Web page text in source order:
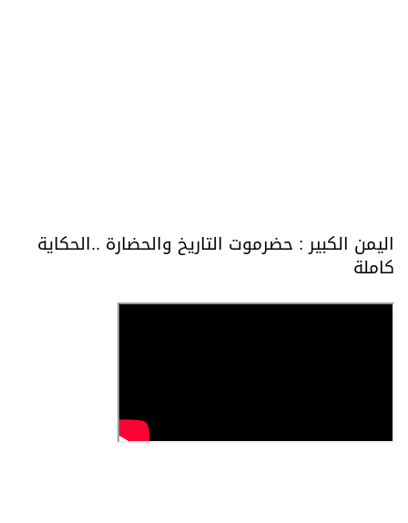
اليمن الكبير : حضرموت التاريخ والحضارة ..الحكاية
كاملة